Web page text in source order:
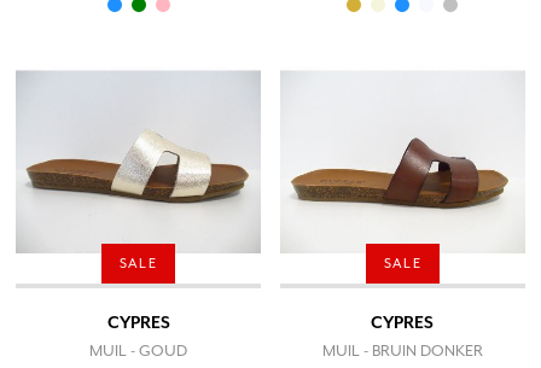
SALE
CYPRES
MUIL - GOUD
SALE
CYPRES
MUIL - BRUIN DONKER